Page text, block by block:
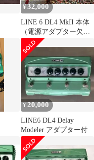
¥32,000
LINE 6 DL4 MkII 本体
（電源アダプター欠
品）
¥20,000
LINE6 DL4 Delay
Modeler アダプター付